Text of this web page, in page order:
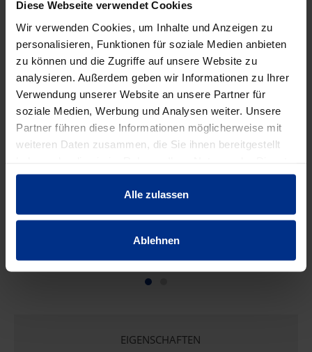
Diese Webseite verwendet Cookies
Wir verwenden Cookies, um Inhalte und Anzeigen zu
personalisieren, Funktionen für soziale Medien anbieten
zu können und die Zugriffe auf unsere Website zu
analysieren. Außerdem geben wir Informationen zu Ihrer
Verwendung unserer Website an unsere Partner für
soziale Medien, Werbung und Analysen weiter. Unsere
Partner führen diese Informationen möglicherweise mit
weiteren Daten zusammen, die Sie ihnen bereitgestellt
gesammelt haben.
Alle zulassen
Ablehnen
ZUBEHÖR/WERKZEUG/S
ONSTIGES
Profilhalteplatte C
100x140
Spangenbefestigung
mit Schrauben
EIGENSCHAFTEN